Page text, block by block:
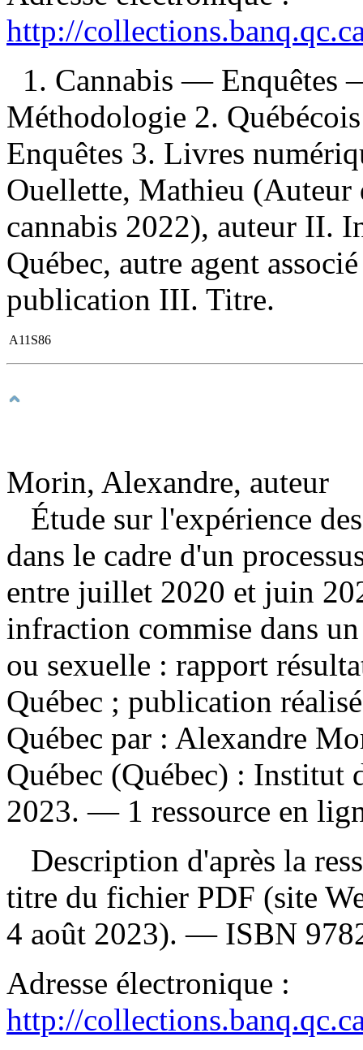
http://
1. Cannabis —
Méthodologie 2.
Enquêtes 3. Livres
Ouellette, Mathieu (Auteur
cannabis 2022), auteur II.
Québec, autre agent
publication III. Titre.
A11S86
Morin, Alexandre, auteur
Étude sur l'expérience
dans le cadre d'un
entre juillet 2020 et juin
infraction commise dans
ou sexuelle : rapport
Québec ; publication
Québec par : Alexandre
Québec (Québec) : Institut
2023. — 1 ressource en
Description d'après la
titre du fichier PDF (site
4 août 2023). — ISBN
Adresse électronique :
http://